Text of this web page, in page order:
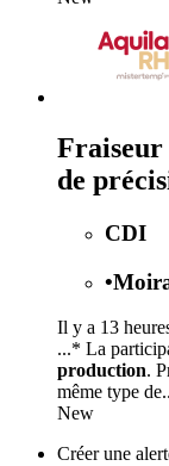
Fraiseur
de
CDI
•
Il y a 13
...* La
production.
même type
New
Créer une